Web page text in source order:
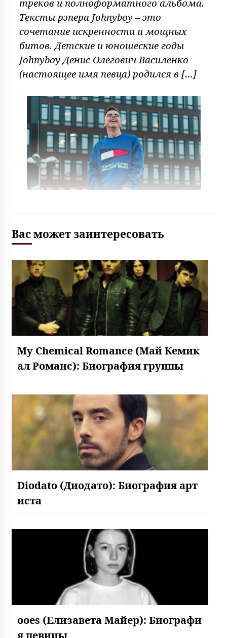
треков и полноформатного альбома.
Тексты рэпера Johnyboy – это
сочетание искренности и мощных
битов. Детские и юношеские годы
Johnyboy Денис Олегович Василенко
(настоящее имя певца) родился в […]
Вас может заинтересовать
My Chemical Romance (Май Кемик
ал Романс): Биография группы
Diodato (Диодато): Биография арт
иста
ooes (Елизавета Майер): Биографи